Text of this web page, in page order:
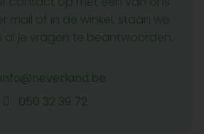
mail of in de winkel, staan we
al je vragen te beantwoorden.
info@neverland.be
050 32 39 72